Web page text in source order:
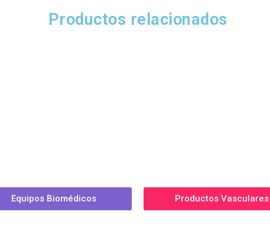
Productos relacionados
Equipos Biomédicos Productos Vasculares